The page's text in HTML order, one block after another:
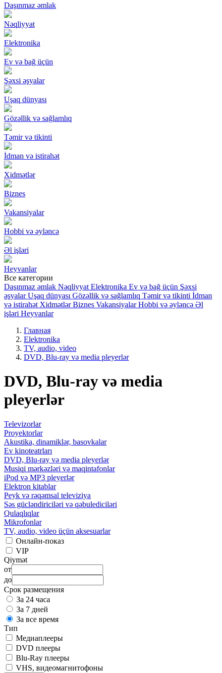
Daşınmaz əmlak
Nəqliyyat
Elektronika
Ev və bağ üçün
Şəxsi əşyalar
Uşaq dünyası
Gözəllik və sağlamlıq
Təmir və tikinti
İdman və istirahət
Xidmətlər
Biznes
Vakansiyalar
Hobbi və əyləncə
Əl işləri
Heyvanlar
Все категории
Daşınmaz əmlak Nəqliyyat Elektronika Ev və bağ üçün Şəxsi
əşyalar Uşaq dünyası Gözəllik və sağlamlıq Təmir və tikinti İdman
və istirahət Xidmətlər Biznes Vakansiyalar Hobbi və əyləncə Əl
işləri Heyvanlar
Главная
Elektronika
TV, audio, video
DVD, Blu-ray və media pleyerlər
DVD, Blu-ray və media
pleyerlər
Televizorlar
Proyektorlar
Akustika, dinamiklər, basovkalar
Ev kinoteatrları
DVD, Blu-ray və media pleyerlər
Musiqi mərkəzləri və maqintafonlar
iPod və MP3 pleyerlər
Elektron kitablar
Peyk və rəqəmsal televiziya
Səs gücləndiriciləri və qəbulediciləri
Qulaqlıqlar
Mikrofonlar
TV, audio, video üçün aksesuarlar
Онлайн-показ
VIP
Qiymət
от
до
Срок размещения
За 24 часа
За 7 дней
За все время
Тип
Медиаплееры
DVD плееры
Blu-Ray плееры
VHS, видеомагнитофоны